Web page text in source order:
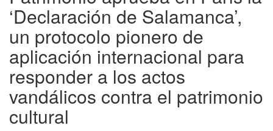
‘Declaración de Salamanca’,
un protocolo pionero de
aplicación internacional para
responder a los actos
vandálicos contra el patrimonio
cultural